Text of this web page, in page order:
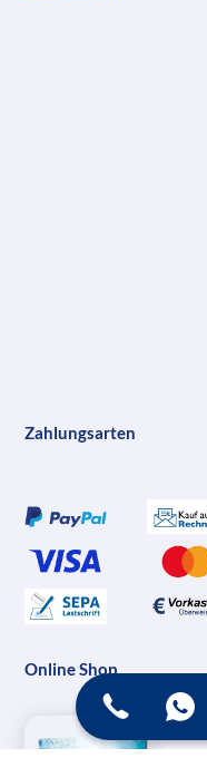
Zahlungsarten
Online Shop